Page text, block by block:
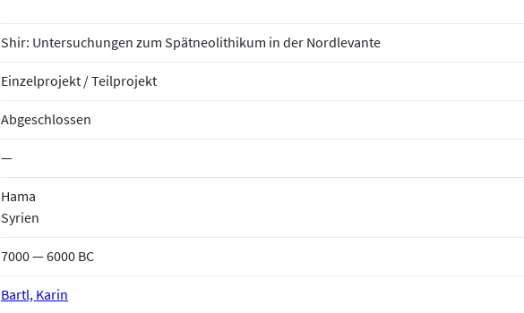
Shir: Untersuchungen zum Spätneolithikum in der Nordlevante
Einzelprojekt / Teilprojekt
Abgeschlossen
—
Hama
Syrien
7000 — 6000 BC
Bartl, Karin